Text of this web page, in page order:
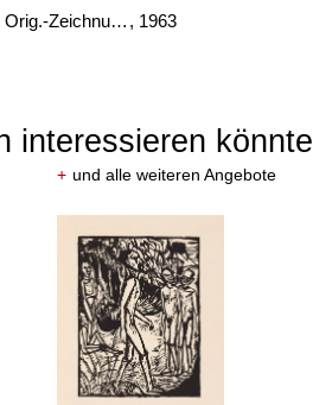
Chagall Lithographe. Mit Orig.-Zeichnung von Chagall , 1963
interessieren könnte
+ und alle weiteren Angebote